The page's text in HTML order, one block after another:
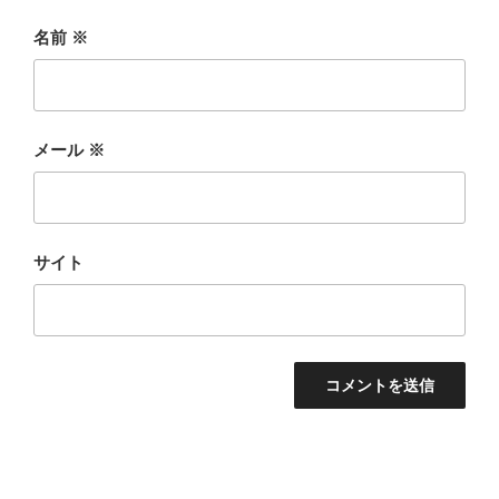
名前 ※
メール ※
サイト